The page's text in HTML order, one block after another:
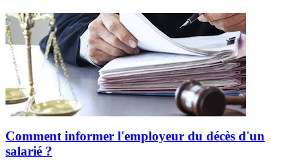
Comment informer l'employeur du décès d'un
salarié ?